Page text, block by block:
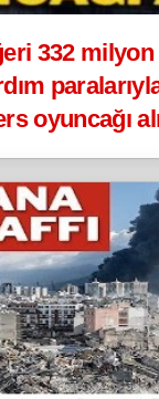
332
oyuncağı